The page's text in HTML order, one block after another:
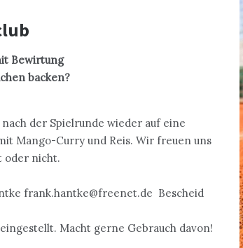
Bewirtung
backen?
der Spielrunde wieder auf eine
Mango-Curry und Reis. Wir freuen uns
oder nicht.
frank.hantke@freenet.de Bescheid
Macht gerne Gebrauch davon!